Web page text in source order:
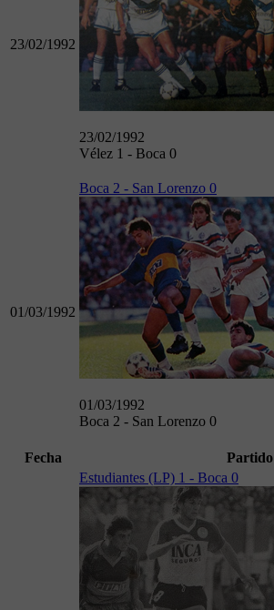
23/02/1992
23/02/1992
Vélez 1 - Boca 0
01/03/1992
Boca 2 - San Lorenzo 0
01/03/1992
Boca 2 - San Lorenzo 0
Fecha Partido
Estudiantes (LP) 1 - Boca 0